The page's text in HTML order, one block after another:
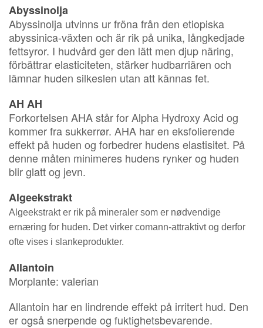
Abyssinolja
Abyssinolja utvinns ur fröna från den etiopiska
abyssinica-växten och är rik på unika, långkedjade
fettsyror. I hudvård ger den lätt men djup näring,
förbättrar elasticiteten, stärker hudbarriären och
lämnar huden silkeslen utan att kännas fet.
AH AH
Forkortelsen AHA står for Alpha Hydroxy Acid og
kommer fra sukkerrør. AHA har en eksfolierende
effekt på huden og forbedrer hudens elastisitet. På
denne måten minimeres hudens rynker og huden
blir glatt og jevn.
Algeekstrakt
Algeekstrakt er rik på mineraler som er nødvendige
ernæring for huden. Det virker comann-attraktivt og derfor
ofte vises i slankeprodukter.
Allantoin
Morplante: valerian
Allantoin har en lindrende effekt på irritert hud. Den
er også snerpende og fuktighetsbevarende.